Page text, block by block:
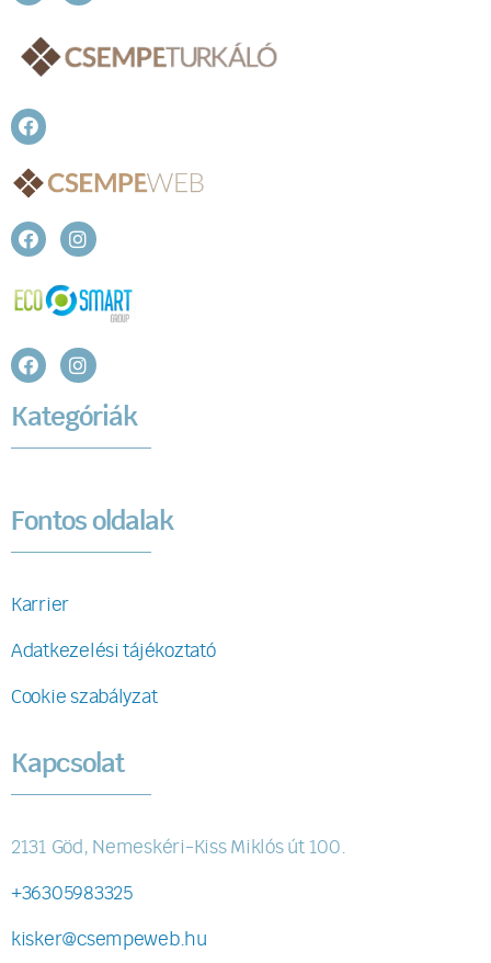
Kategóriák
Fontos oldalak
Karrier
Adatkezelési tájékoztató
Cookie szabályzat
Kapcsolat
2131 Göd, Nemeskéri-Kiss Miklós út 100.
+36305983325
kisker@csempeweb.hu